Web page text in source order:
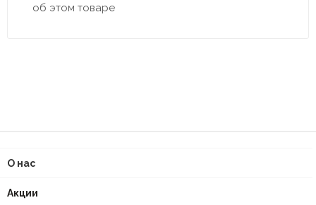
об этом товаре
О нас
Акции